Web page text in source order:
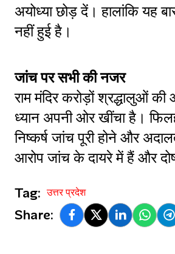
अयोध्या छोड़ दें। हालांकि यह
नहीं हुई है।
जांच पर सभी की नजर
राम मंदिर करोड़ों श्रद्धालुओं
ध्यान अपनी ओर खींचा है।
निष्कर्ष जांच पूरी होने और
आरोप जांच के दायरे में हैं और
Tag: उत्तर प्रदेश
Share: